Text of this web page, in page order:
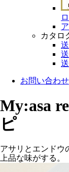
カタロ
お問い合わせ
My:asa
ピ
アサリとエンドウ
上品な味がする。